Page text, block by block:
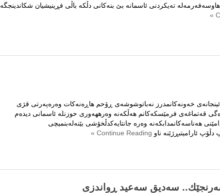
تەیکردنی ئاسمانە بێ بنەکانی دڵکە باڵی فڕینیشیان شکاندینجگە
ئینجانەی خەونەکانمدرز نەباتوشوشەی ڕۆحم هاڕەنەکات وەرەپەرتی قژی
قەتماغەی فرمێسکەکانم هەڵکەنە وەرههەوری حوزنلە ئاسمانی دیدەم
هەناسەکانمدابکەنە وەرە جانتایەکدڵخۆشی بێنەلەبنمیچی
دڵۆپ ئارامیتبڕژێنه ناو
سه‌دیق سه‌عید ڕواندزی